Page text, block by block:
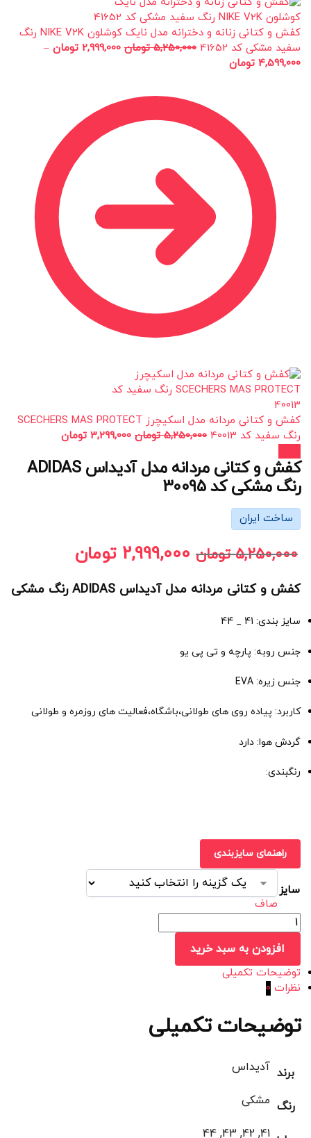
کفش و کتانی زنانه و دخترانه مدل نایک کوشلون NIKE V2K رنگ
سفید مشکی کد 41652
5,250,000 تومان 2,999,000 تومان –
4,599,000 تومان
کفش و کتانی مردانه مدل اسکیچرز SCECHERS MAS PROTECT
رنگ سفید کد 40013
5,250,000 تومان 3,299,000 تومان
کفش و کتانی مردانه مدل آدیداس ADIDAS
رنگ مشکی کد 30095
ساخت ایران
5,250,000 تومان 2,999,000 تومان
کفش و کتانی مردانه مدل آدیداس ADIDAS رنگ مشکی
سایز بندی: 41 _ 44
جنس روبه: پارچه و تی پی یو
جنس زیره: EVA
کاربرد: پیاده روی های طولانی،باشگاه،فعالیت های روزمره و طولانی
گردش هوا: دارد
رنگبندی:
راهنمای سایزبندی
سایز
صاف
افزودن به سبد خرید
توضیحات تکمیلی
نظرات 0
توضیحات تکمیلی
برند آدیداس
رنگ مشکی
41, 42, 43, 44